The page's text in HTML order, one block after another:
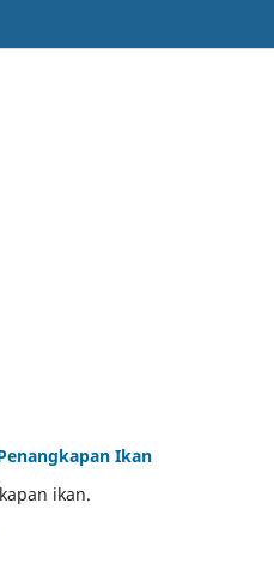
Ikan
ikan.